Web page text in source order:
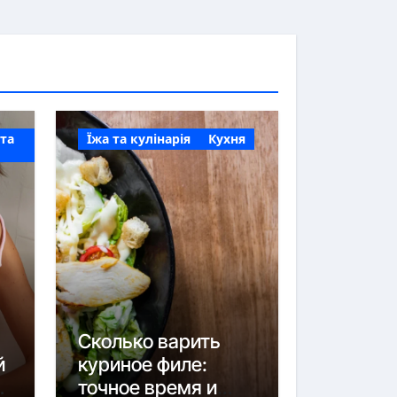
Їжа та кулінарія Кухня
Сколько варить
куриное филе:
точное время и